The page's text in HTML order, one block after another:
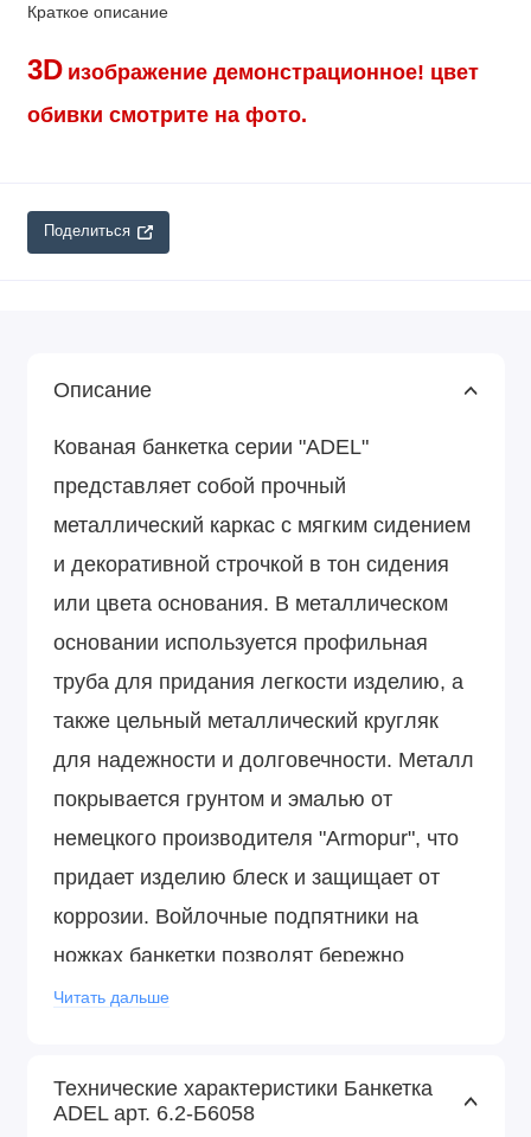
Краткое описание
3D изображение демонстрационное! цвет
обивки смотрите на фото.
Поделиться
Описание
Кованая банкетка серии "ADEL"
представляет собой прочный
металлический каркас с мягким сидением
и декоративной строчкой в тон сидения
или цвета основания. В металлическом
основании используется профильная
труба для придания легкости изделию, а
также цельный металлический кругляк
для надежности и долговечности. Металл
покрывается грунтом и эмалью от
немецкого производителя "Armopur", что
придает изделию блеск и защищает от
коррозии. Войлочные подпятники на
ножках банкетки позволят бережно
эксплуатировать ее на любом покрытии
Читать дальше
Технические характеристики Банкетка
ADEL арт. 6.2-Б6058